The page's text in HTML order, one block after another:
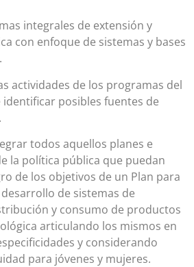
integrales de extensión y
con enfoque de sistemas y bases
actividades de los programas del
identificar posibles fuentes de
todos aquellos planes e
la política pública que puedan
de los objetivos de un Plan para
de sistemas de
y consumo de productos
articulando los mismos en
y considerando
para jóvenes y mujeres.